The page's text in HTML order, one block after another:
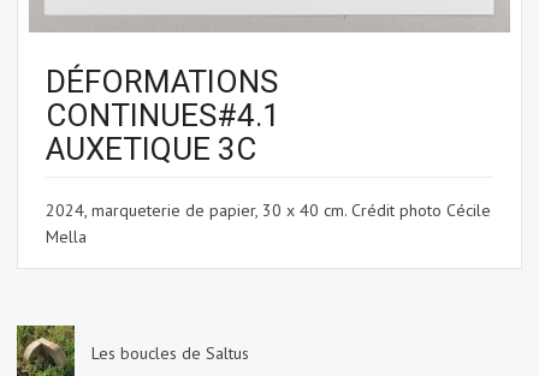
DÉFORMATIONS
CONTINUES#4.1
AUXETIQUE 3C
2024, marqueterie de papier, 30 x 40 cm. Crédit photo Cécile
Mella
Les boucles de Saltus